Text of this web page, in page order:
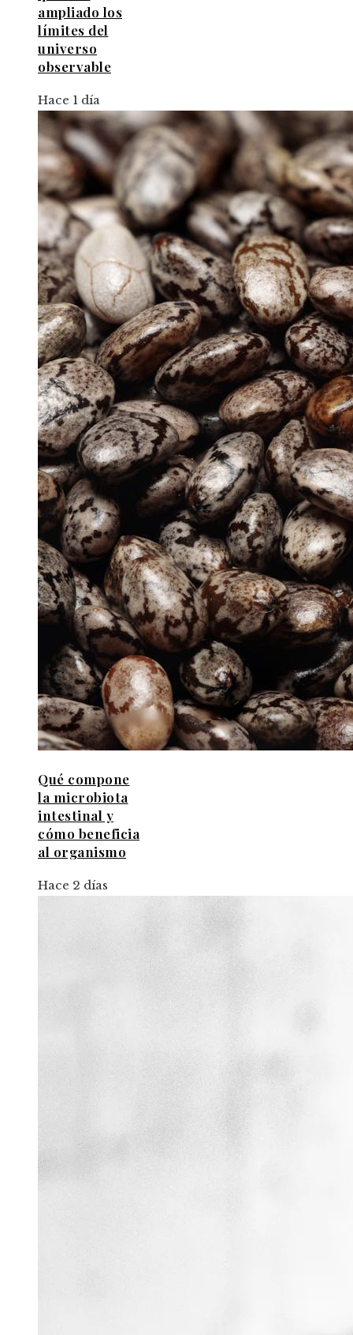
ampliado los
límites del
universo
observable
Hace 1 día
Qué compone
la microbiota
intestinal y
cómo beneficia
al organismo
Hace 2 días